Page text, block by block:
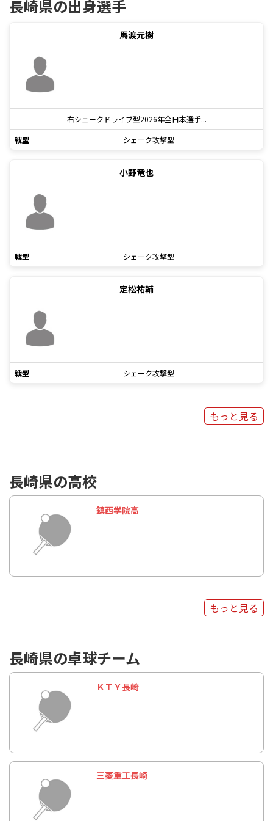
長崎県の出身選手
馬渡元樹
右シェークドライブ型2026年全日本選手...
戦型
シェーク攻撃型
小野竜也
戦型 シェーク攻撃型
定松祐輔
戦型 シェーク攻撃型
もっと見る
長崎県の高校
鎮西学院高
もっと見る
長崎県の卓球チーム
ＫＴＹ長崎
三菱重工長崎